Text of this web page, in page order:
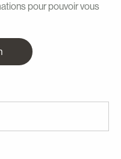
pour pouvoir vous